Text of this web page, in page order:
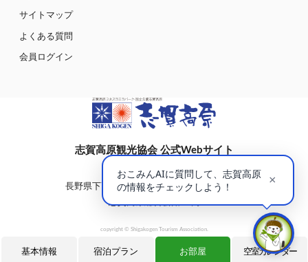
基本情報 宿泊プラン お部屋 空室カレンダー
サイトマップ
よくある質問
会員ログイン
志賀高原観光協会 公式Webサイト
〒381-0401
長野県下高井郡山ノ内町大字平穏7148(蓮池)
志賀高原総合会館98内
copyright © Shigakogen Tourism Association.